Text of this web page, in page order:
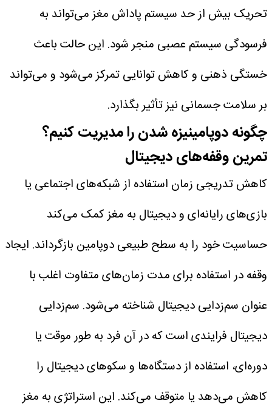
تحریک بیش از حد سیستم پاداش مغز می‌تواند به
فرسودگی سیستم عصبی منجر شود. این حالت باعث
خستگی ذهنی و کاهش توانایی تمرکز می‌شود و می‌تواند
بر سلامت جسمانی نیز تأثیر بگذارد.
چگونه دوپامینیزه شدن را مدیریت کنیم؟
تمرین وقفه‌های دیجیتال
کاهش تدریجی زمان استفاده از شبکه‌های اجتماعی یا
بازی‌های رایانه‌ای و دیجیتال به مغز کمک می‌کند
حساسیت خود را به سطح طبیعی دوپامین بازگرداند. ایجاد
وقفه در استفاده برای مدت زمان‌های متفاوت اغلب با
عنوان سم‌زدایی دیجیتال شناخته می‌شود. سم‌زدایی
دیجیتال فرایندی است که در آن فرد به طور موقت یا
دوره‌ای، استفاده از دستگاه‌ها و سکوهای دیجیتال را
کاهش می‌دهد یا متوقف می‌کند. این استراتژی به مغز